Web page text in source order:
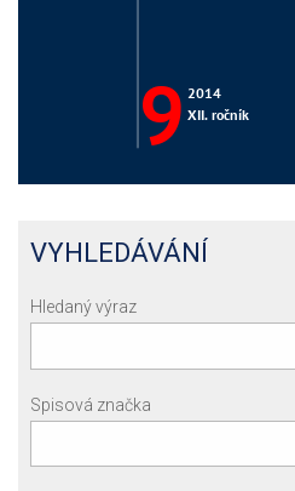
VYHLEDÁVÁNÍ
Hledaný výraz
Spisová značka